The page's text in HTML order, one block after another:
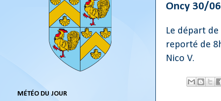
Oncy 30/06
Le départ
reporté de
Nico V.
MÉTÉO DU JOUR